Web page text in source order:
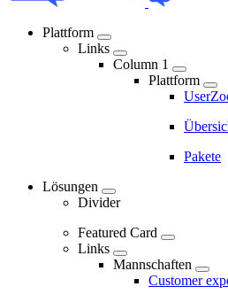
navigation
Plattform
Links
Column 1
Plattform
Pakete
Lösungen
Divider
Featured Card
Links
Mannschaften
Customer